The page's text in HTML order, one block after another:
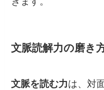
文脈読解力の磨き
文脈を読む力は、対